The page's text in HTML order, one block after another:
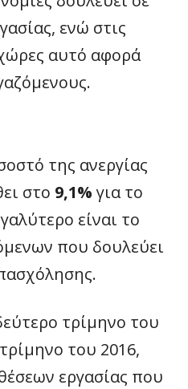
ενώ στις
αυτό αφορά
της ανεργίας
στο 9,1%για το
είναι το
που δουλεύει
τρίμηνο του
του 2016,
εργασίας που